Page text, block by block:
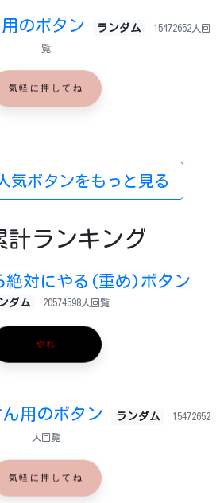
のボタン ランダム 15472652人回
覧
気軽に押してね
気ボタンをもっと見る
ランキング
絶対にやる(重め)ボタン
ダム 20574598人回覧
やれ
用のボタン ランダム 15472652
人回覧
気軽に押してね